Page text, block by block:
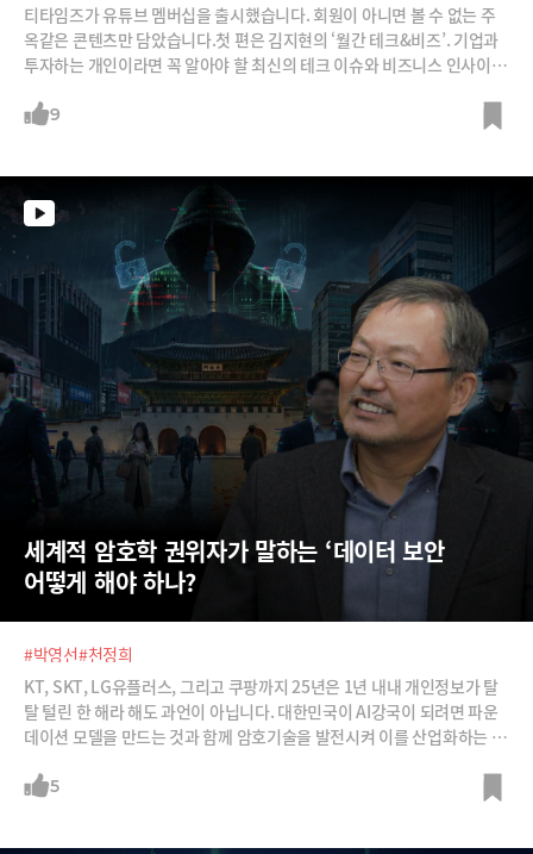
티타임즈가 유튜브 멤버십을 출시했습니다. 회원이 아니면 볼 수 없는 주
옥같은 콘텐츠만 담았습니다.첫 편은 김지현의 ‘월간 테크&비즈’. 기업과
투자하는 개인이라면 꼭 알아야 할 최신의 테크 이슈와 비즈니스 인사이트
과 일상에 침투할까요? 어떤 사업 기회를 찾을 수 있을까요?② 소버린AI가
효과 : 액션까지 해주는 AI에이전트는 B2C, B2B에서 어떻게 확장이 될까
요? 어떻게 시장이 형성되고 사업기회가 창출될까요?
9
세계적 암호학 권위자가 말하는 ‘데이터 보안
어떻게 해야 하나?
#박영선#천정희
KT, SKT, LG유플러스, 그리고 쿠팡까지 25년은 1년 내내 개인정보가 탈
탈 털린 한 해라 해도 과언이 아닙니다. 대한민국이 AI강국이 되려면 파운
데이션 모델을 만드는 것과 함께 암호기술을 발전시켜 이를 산업화하는 것
호의 세계적 권위자 천정희 서울대 교수로부터 데이터 보안 기술을 어떻게
5